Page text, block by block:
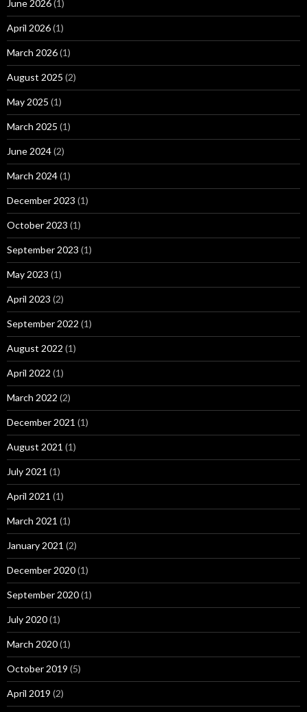
June 2026(1)
April 2026(1)
March 2026(1)
August 2025 (2)
May 2025 (1)
March 2025 (1)
June 2024(2)
March 2024(1)
December 2023 (1)
October 2023 (1)
September 2023 (1)
May 2023 (1)
April 2023 (2)
September 2022 (1)
August 2022 (1)
April 2022 (1)
March 2022 (2)
December 2021 (1)
August 2021 (1)
July 2021 (1)
April 2021 (1)
March 2021 (1)
January 2021 (2)
December 2020(1)
September 2020(1)
July 2020(1)
March 2020(1)
October 2019 (5)
April 2019 (2)